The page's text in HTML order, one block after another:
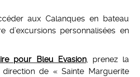
aux Calanques en bateau
d’excursions personnalisées en
pour Bleu Evasion, prenez la
de « Sainte Marguerite